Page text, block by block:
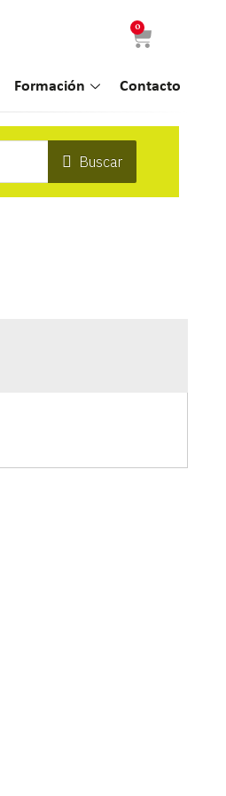
0
Formación Contacto
Buscar